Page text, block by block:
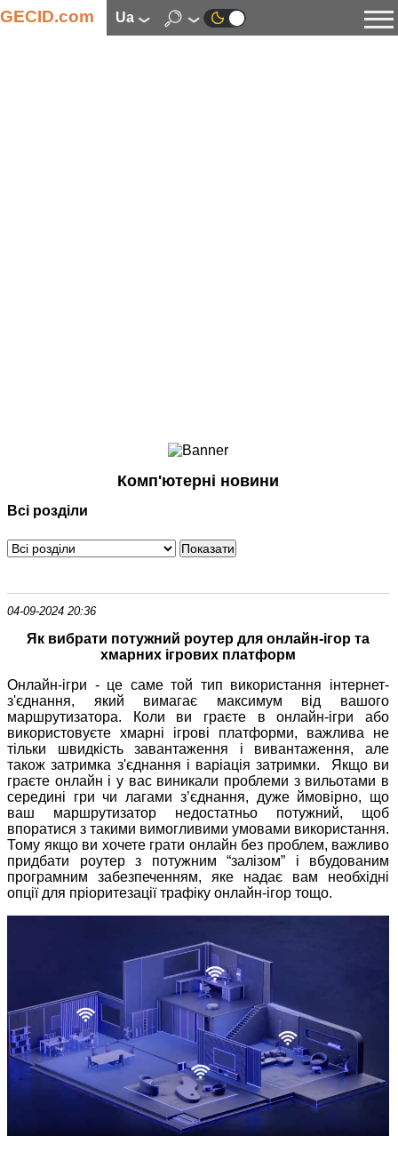
GECID.com ua
Смартфони
Периферія
Програмне забезпечення
Комп'ютерні новини
Всі розділи
04-09-2024 20:36
Як вибрати потужний роутер для онлайн-ігор та
хмарних ігрових платформ
Онлайн-ігри - це саме той тип використання інтернет-
з'єднання, який вимагає максимум від вашого
маршрутизатора. Коли ви граєте в онлайн-ігри або
використовуєте хмарні ігрові платформи, важлива не
тільки швидкість завантаження і вивантаження, але
також затримка з'єднання і варіація затримки. Якщо ви
граєте онлайн і у вас виникали проблеми з вильотами в
середині гри чи лагами зʼєднання, дуже ймовірно, що
ваш маршрутизатор недостатньо потужний, щоб
впоратися з такими вимогливими умовами використання.
Тому якщо ви хочете грати онлайн без проблем, важливо
придбати роутер з потужним “залізом” і вбудованим
програмним забезпеченням, яке надає вам необхідні
опції для пріоритезації трафіку онлайн-ігор тощо.